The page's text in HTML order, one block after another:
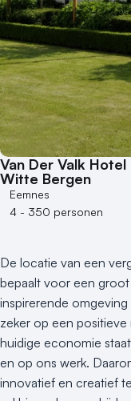
Heisessie
Hotel
Hybride events
Industriële locatie
Kasteel en
Kleine / intieme
Locaties aan zee
Museum
Theater
Varende locatie
Van Der Valk
Witte Bergen
Eemnes
4 - 350 personen
De locatie van een
bepaalt voor een
inspirerende
zeker op een
huidige economie
en op ons werk.
innovatief en creatief